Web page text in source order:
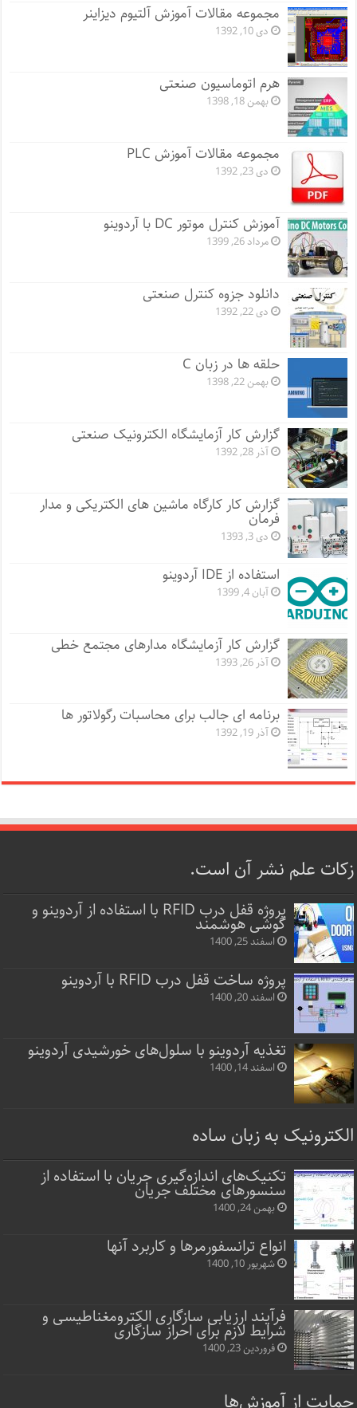
مجموعه مقالات آموزش آلتیوم دیزاینر
دی 10, 1392
هرم اتوماسیون صنعتی
بهمن 18, 1398
مجموعه مقالات آموزش PLC
دی 23, 1392
آموزش کنترل موتور DC با آردوینو
مرداد 26, 1399
دانلود جزوه کنترل صنعتی
دی 22, 1392
حلقه ها در زبان C
بهمن 22, 1398
گزارش کار آزمایشگاه الکترونیک صنعتی
آذر 28, 1392
گزارش کار کارگاه ماشین های الکتریکی و مدار
فرمان
دی 3, 1393
استفاده از IDE آردوینو
آبان 4, 1399
گزارش کار آزمایشگاه مدارهای مجتمع خطی
آذر 26, 1393
برنامه ای جالب برای محاسبات رگولاتور ها
آذر 19, 1392
زکات علم نشر آن است.
پروژه قفل‌ درب RFID با استفاده از آردوینو و
گوشی هوشمند
اسفند 25, 1400
پروژه ساخت قفل‌ درب RFID با آردوینو
اسفند 20, 1400
تغذیه آردوینو با سلول‌های خورشیدی آردوینو
اسفند 14, 1400
الکترونیک به زبان ساده
تکنیک‌های اندازه‌گیری جریان با استفاده از
سنسورهای مختلف جریان
بهمن 24, 1400
انواع ترانسفورمرها و کاربرد آنها
شهریور 10, 1400
فرآیند ارزیابی سازگاری الکترومغناطیسی و
شرایط لازم برای احراز سازگاری
فروردین 23, 1400